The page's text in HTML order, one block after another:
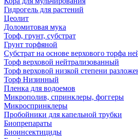
Гидрогель для растений
Цеолит
Доломитовая мука
Торф, грунт, субстрат
Грунт торфяной
Субстрат на основе верхового торфа
Торф верховой нейтрализованный
Торф верховой низкой степени
Торф Низинный
Пленка для водоемов
Микрополив, спринклеры, фоггеры
Микроспринклеры
Пробойники для капельной трубки
Биопрепараты
Биоинсектициды